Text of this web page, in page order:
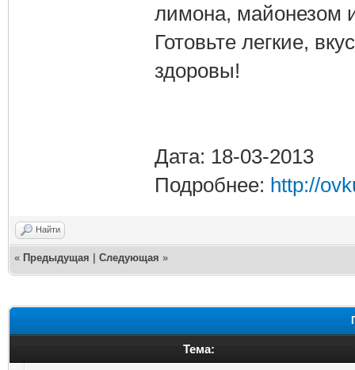
лимона, майонезом
Готовьте легкие,
здоровы!
Дата: 18-03-2013
Подробнее: http://
Найти
« Предыдущая Следующая »
Тема: